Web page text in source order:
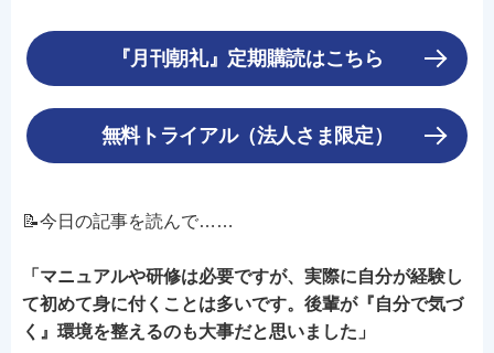
『月刊朝礼』定期購読はこちら
無料トライアル（法人さま限定）
📝今日の記事を読んで……
「マニュアルや研修は必要ですが、実際に自分が経験し
て初めて身に付くことは多いです。後輩が『自分で気づ
く』環境を整えるのも大事だと思いました」